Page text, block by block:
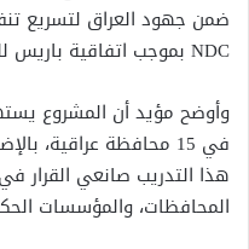
ضمن جهود العراق لتسريع
NDC بموجب اتفاقية باريس للمناخ.
وأوضح مؤيد أن المشروع
في 15 محافظة عراقية،
هذا التدريب صانعي القرار
المحافظات، والمؤسسات